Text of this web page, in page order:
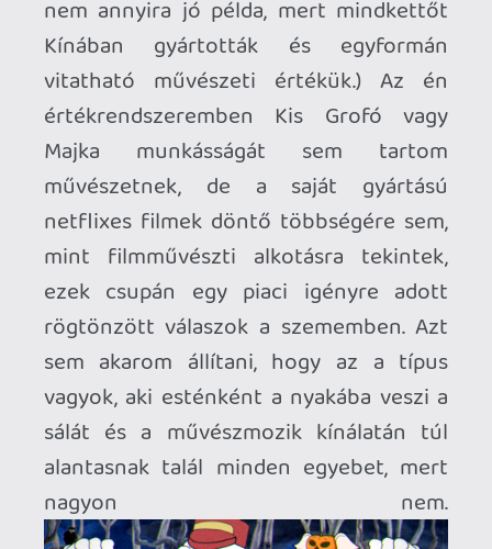
sorolni.
Serious Szám
Ha eljutottunk odáig, hogy egy
színdarabhoz, festményhez, zenéhez,
vershez, filmhez hasonlóan
művészetnek, de legalábbis kulturális
terméknek tartjuk a játékokat, onnantól
kezdve magától értetődő, hogy kritikát
fogalmazunk meg róluk, ajánljuk
valamiért másoknak, összehasonlítjuk
egymással egy adott műfaj képviselőit,
elvárásokat támasztunk feléjük,
mérföldköveket jelölünk ki. És itt
érkeztünk meg a bejegyzés nagy
kérdéséhez: van e értelme, szükséges e,
mennyire lehetséges egy számmal IS
értékelni a játékokat? Kénytelen vagyok